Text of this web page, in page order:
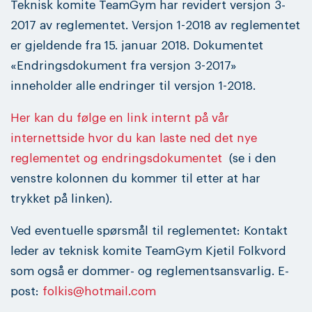
Teknisk komite TeamGym har revidert versjon 3-
2017 av reglementet. Versjon 1-2018 av reglementet
er gjeldende fra 15. januar 2018. Dokumentet
«Endringsdokument fra versjon 3-2017»
inneholder alle endringer til versjon 1-2018.
Her kan du følge en link internt på vår
internettside hvor du kan laste ned det nye
reglementet og endringsdokumentet (se i den
venstre kolonnen du kommer til etter at har
trykket på linken).
Ved eventuelle spørsmål til reglementet: Kontakt
leder av teknisk komite TeamGym Kjetil Folkvord
som også er dommer- og reglementsansvarlig. E-
post: folkis@hotmail.com